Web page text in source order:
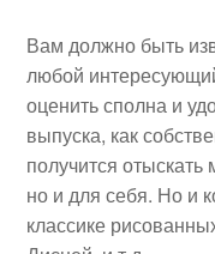
Вам должно быть
любой
оценить сполна и
выпуска, как
получится отыскать
но и для себя. Но и
классике